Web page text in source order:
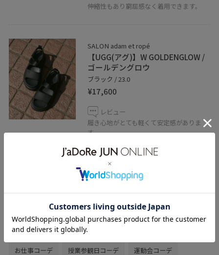
伸縮性もあり窮屈感なく着用できます。
SALON adam et ropé
【UGG(アグ)】W GOLDENGLOW /
ゴールデングロウ
ブラック / 23.0
¥17,600
レビュー
履き心地がとても軽くて安定感がありま
す。
サイズはゆったり目で
普段23.5〜24のサイズですが
こちらは23でピッタリでした。
厚手のソックスも履けます◎
春コーデ 初夏コーデ
お仕事コーデ 授業参観日コーデ 運動会コーデ